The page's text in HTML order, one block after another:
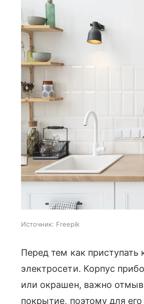
Источник: Freepik
Перед тем как
электросети. Корпус
или окрашен, важно
покрытие, поэтому для